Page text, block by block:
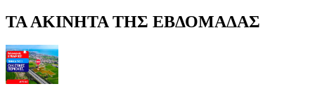
ΤΑ ΑΚΙΝΗΤΑ ΤΗΣ ΕΒΔΟΜΑΔΑΣ